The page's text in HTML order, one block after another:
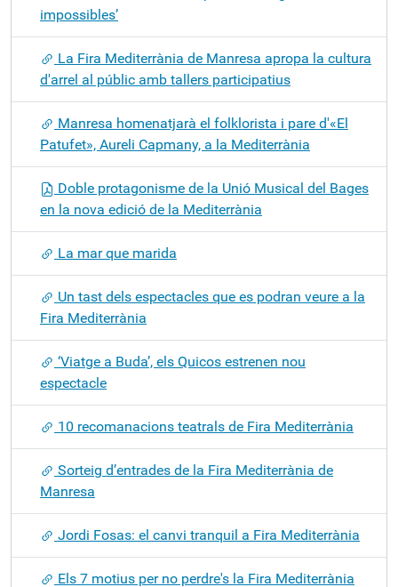
impossibles’
La Fira Mediterrània de Manresa apropa la cultura
d'arrel al públic amb tallers participatius
Manresa homenatjarà el folklorista i pare d'«El
Patufet», Aureli Capmany, a la Mediterrània
Doble protagonisme de la Unió Musical del Bages
en la nova edició de la Mediterrània
La mar que marida
Un tast dels espectacles que es podran veure a la
Fira Mediterrània
‘Viatge a Buda’, els Quicos estrenen nou
espectacle
10 recomanacions teatrals de Fira Mediterrània
Sorteig d’entrades de la Fira Mediterrània de
Manresa
Jordi Fosas: el canvi tranquil a Fira Mediterrània
Els 7 motius per no perdre's la Fira Mediterrània